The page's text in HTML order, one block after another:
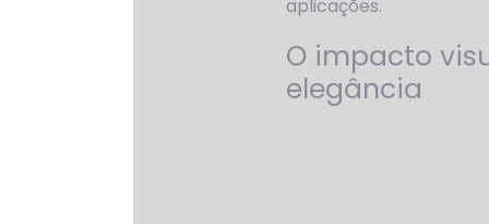
aplicações.
O impacto
elegância